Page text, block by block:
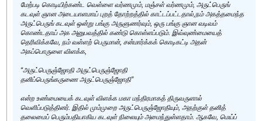
மேற்படி கொடியிற்கண்ட வெள்ளை வர்ணமும், மஞ்சள் வர்ணமும், அருட்பெருங்
கடவுள் ஞான அடையாளமாய் புறத் தோற்றத்தில் காட்டப்பட்டதால்,நம் அகத்தமைந்த
அருட்பெருங் கடவுள் ஒன்று பங்கு அருளுணர்வும், ஒரு பங்கு ஞான வடிவம்
கொண்டதாய் அக அனுபவத்தில் கண்டு கொள்ளப்படும். இவ்வுண்மையைத்
தெரிவிக்கவே, நம் வள்ளற் பெருமான், சன்மார்க்கக் கொடிகட்டி அதன்
அகப்பொருளை விளக்க,
“அருட்பெருஞ்ஜோதி அருட்பெருஞ்ஜோதி
தனிப்பெருங்கருணை அருட்பெருஞ்ஜோதி”
என்ற உண்மையைக் கடவுள் விளக்க மகா மந்திரமாகத் திருவருளால்
வெளிப்படுத்தினர். இதில் மும்முறை அருட்பெருஞ்ஜோதியும், அதற்குள் தனித்
தலைமைப் பெரும்பதியாகிய கடவுள் நிலையும் அமைந்துள்ளதாம். ஆகவே, மெய்ப்